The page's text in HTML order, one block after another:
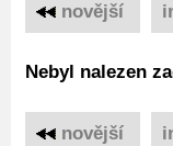
novější
Nebyl nalezen
novější